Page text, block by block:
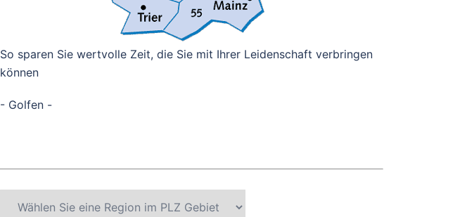
So sparen Sie wertvolle Zeit, die Sie mit Ihrer Leidenschaft verbringen
können
- Golfen -